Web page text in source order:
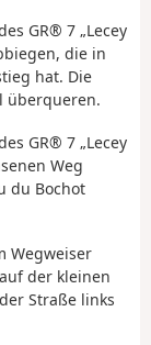
GR® 7 „Lecey
die in
hat. Die
überqueren.
GR® 7 „Lecey
Weg
du Bochot
Wegweiser
der kleinen
Straße links